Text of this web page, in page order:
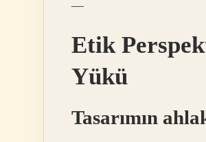
—
Etik
Yükü
Tasarımın